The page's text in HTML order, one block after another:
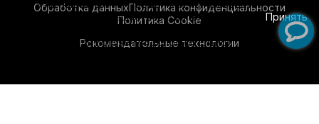
Обработка данныхПолитика конфиденциальности
Политика Cookie
Рекомендательные технологии
опыта на нашем сайте. Продолжая использовать
данный сайт, вы соглашаетесь с использованием
технологий. Для получения дополнительной
Принять